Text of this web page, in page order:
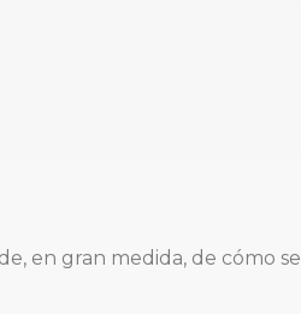
en gran medida, de cómo se